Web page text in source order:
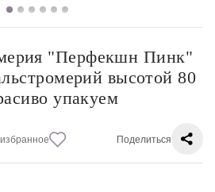
"Перфекшн Пинк"
высотой 80
упакуем
Поделиться